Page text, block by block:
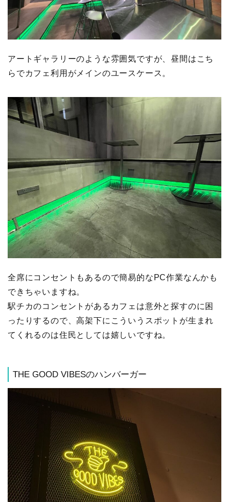
アートギャラリーのような雰囲気ですが、昼間はこち
らでカフェ利用がメインのユースケース。
全席にコンセントもあるので簡易的なPC作業なんかも
できちゃいますね。
駅チカのコンセントがあるカフェは意外と探すのに困
ったりするので、高架下にこういうスポットが生まれ
てくれるのは住民としては嬉しいですね。
THE GOOD VIBESのハンバーガー